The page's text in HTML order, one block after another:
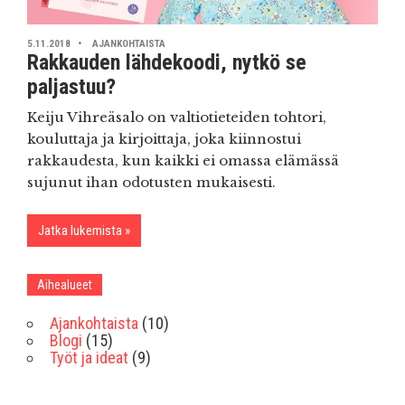
5.11.2018 AJANKOHTAISTA
Rakkauden lähdekoodi, nytkö se
paljastuu?
Keiju Vihreäsalo on valtiotieteiden tohtori,
kouluttaja ja kirjoittaja, joka kiinnostui
rakkaudesta, kun kaikki ei omassa elämässä
sujunut ihan odotusten mukaisesti.
Jatka lukemista
Aihealueet
Ajankohtaista (10)
Blogi (15)
Työt ja ideat (9)